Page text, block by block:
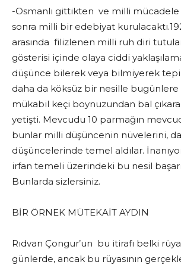
-Osmanlı gittikten ve milli mücadele
sonra milli bir edebiyat
arasında filizlenen milli ruh diri
gösterisi içinde olaya ciddi
düşünce bilerek veya bilmiyerek
daha da köksüz bir nesille
mükabil keçi boynuzundan bal
yetişti. Mevcudu 10 parmağın
bunlar milli düşüncenin nüvelerini,
düşüncelerinde temel aldılar.
irfan temeli üzerindeki bu nesil
Bunlarda sizlersiniz.
BİR ÖRNEK MÜTEKAİT AYDIN
Rıdvan Çongur’un bu itirafı belki
günlerde, ancak bu rüyasının